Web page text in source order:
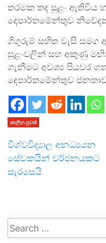
තරමක තද සුළං ඇතිවිය
දෙපාර්තමේන්තුව
ගිගුරුම් සහිත වැසි සමග
සුළංවලින් සහ අකුණු
ගැනීමට අවශ්‍ය පියවර
දෙපාර්තමේන්තුව
කාලීන පුවත්
විශ්වවිද්‍යාල අනධ්‍යයන
සේවකයින් වර්ජනයකට
සැරසෙයි